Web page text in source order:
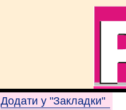
Додати у "Закладки"